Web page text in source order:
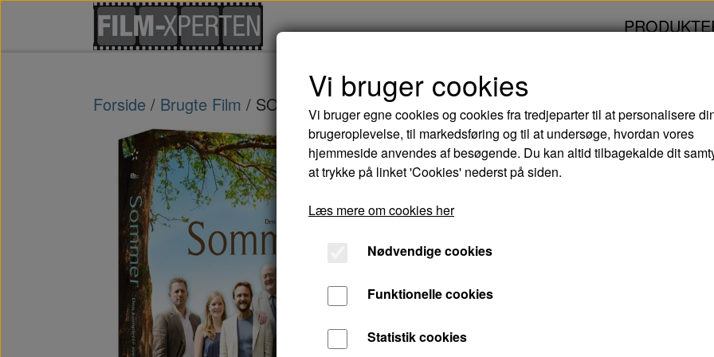
Forside Brugte Film SOMMER: Den komplette Serie - DVD (Brugt)
SOMMER: Den
DVD (Brugt)
80,00 kr.
Den komplette serie.
Vi bruger cookies
Vi bruger egne cookies og cookies fra tredjeparter til at personalisere
brugeroplevelse, til markedsføring og til at undersøge, hvordan vores
hjemmeside anvendes af besøgende. Du kan altid tilbagekalde dit
at trykke på linket 'Cookies' nederst på siden.
Læs mere om cookies her
Nødvendige cookies
Funktionelle cookies
Statistik cookies